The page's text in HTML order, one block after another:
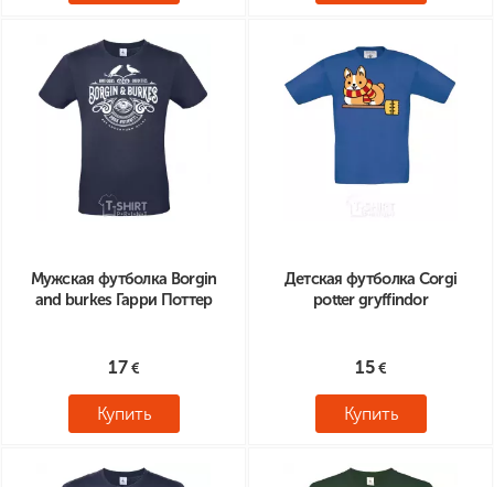
Мужская футболка Borgin
and burkes Гарри Поттер
17
Купить
Детская футболка Corgi
potter gryffindor
15
Купить